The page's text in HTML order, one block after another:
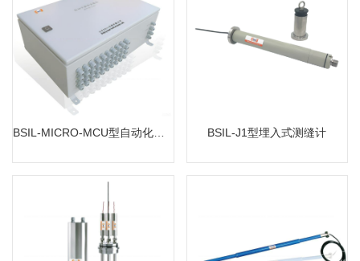
BSIL-MICRO-MCU型自动化数据采集仪
MORE
BSIL-J1型埋入式测缝计
BSIL-J1型埋入式测缝计
BSIL-E10单点、多点位移计 BSIL-E7型土体位移计